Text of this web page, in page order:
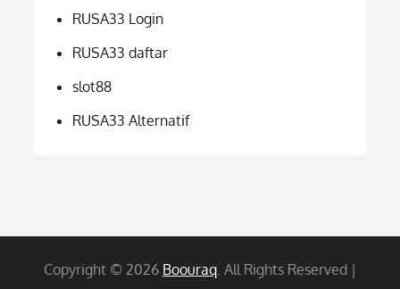
RUSA33 Login
RUSA33 daftar
slot88
RUSA33 Alternatif
Copyright © 2026 Boouraq. All Rights Reserved |